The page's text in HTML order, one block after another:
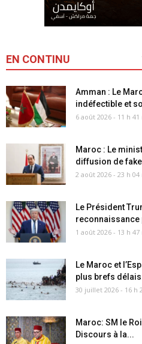
EN CONTINU
Amman : Le
indéfectible et
6 août 2026 - 11 h
Maroc : Le
diffusion de
2 août 2026 - 23 h 04
Le Président
reconnaissance
1 août 2026 - 13 h
Le Maroc et
plus brefs
30 juillet 2026 - 16 h
Maroc: SM le
Discours à la...